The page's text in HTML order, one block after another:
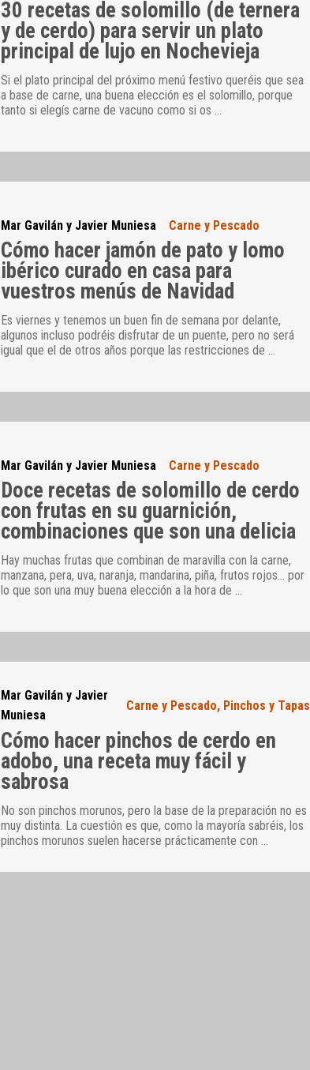
30 recetas de solomillo (de ternera
y de cerdo) para servir un plato
principal de lujo en Nochevieja
Si el plato principal del próximo menú festivo queréis que sea
a base de carne, una buena elección es el solomillo, porque
tanto si elegís carne de vacuno como si os …
Mar Gavilán y Javier Muniesa Carne y Pescado
Cómo hacer jamón de pato y lomo
ibérico curado en casa para
vuestros menús de Navidad
Es viernes y tenemos un buen fin de semana por delante,
algunos incluso podréis disfrutar de un puente, pero no será
igual que el de otros años porque las restricciones de …
Mar Gavilán y Javier Muniesa Carne y Pescado
Doce recetas de solomillo de cerdo
con frutas en su guarnición,
combinaciones que son una delicia
Hay muchas frutas que combinan de maravilla con la carne,
manzana, pera, uva, naranja, mandarina, piña, frutos rojos… por
lo que son una muy buena elección a la hora de …
Mar Gavilán y Javier
Muniesa
Carne y Pescado, Pinchos y Tapas
Cómo hacer pinchos de cerdo en
adobo, una receta muy fácil y
sabrosa
No son pinchos morunos, pero la base de la preparación no es
muy distinta. La cuestión es que, como la mayoría sabréis, los
pinchos morunos suelen hacerse prácticamente con …